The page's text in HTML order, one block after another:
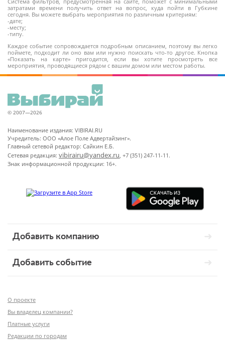
затратами времени получить ответ на вопрос, куда пойти в Губкине
сегодня. Вы можете выбрать мероприятия по различным критериям:
-дате;
-месту;
-типу.
Каждое событие сопровождается подробным описанием, поэтому вы легко
поймете, подходит ли оно вам или нужно поискать что-то другое. Кнопка
«Показать на карте» пригодится, если вы хотите просмотреть все
мероприятия, проводящиеся рядом с вашим домом или местом работы.
© 2007—2026
Наименование издания: VIBIRAI.RU
Учредитель: ООО «Алое Поле Адвертайзинг».
Главный сетевой редактор: Сайкин Е.Б.
Сетевая редакция: vibirairu@yandex.ru, +7 (351) 247-11-11.
Знак информационной продукции: 16+.
Добавить компанию
Добавить событие
О проекте
Вы владелец компании?
Платные услуги
Редакции по городам